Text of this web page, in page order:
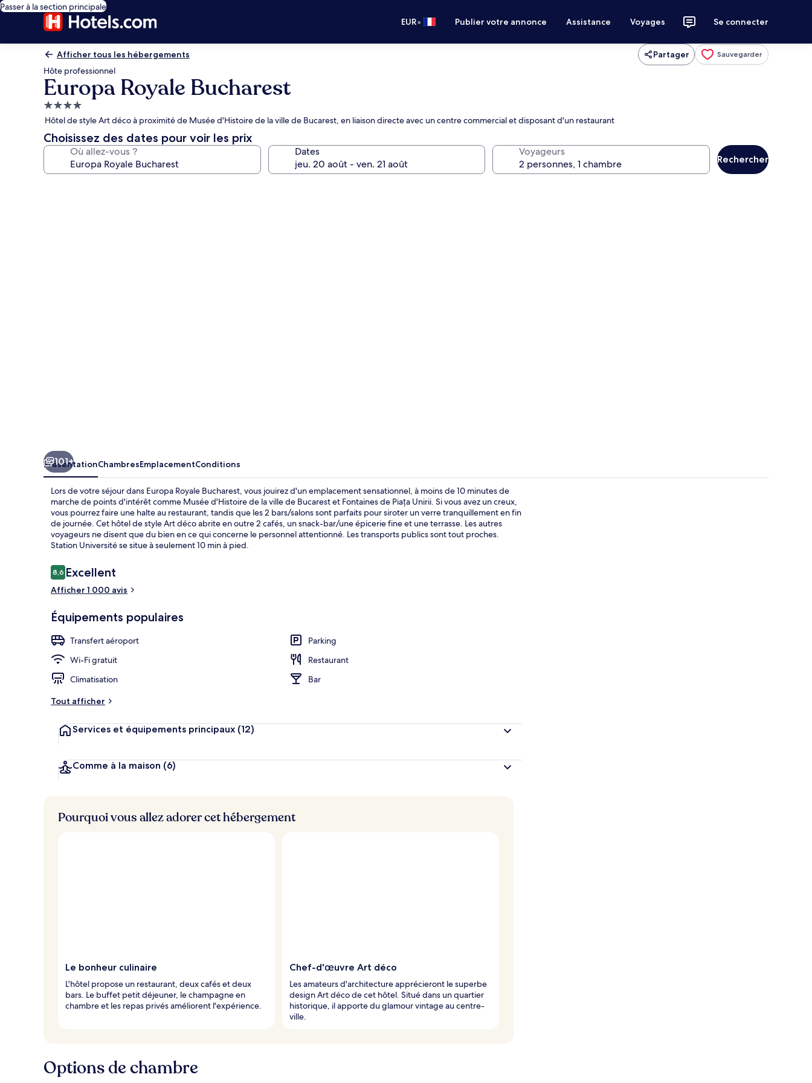
Passer à la section principale
EUR• Publier votre annonce Assistance Voyages Se connecter
Afficher tous les hébergements Partager Sauvegarder
Hôte professionnel
Europa Royale Bucharest
Hébergement
4.0 étoiles
Hôtel de style Art déco à proximité de Musée d'Histoire de la ville de Bucarest, en liaison directe avec un centre commercial et disposant d'un restaurant
Choisissez des dates pour voir les prix
Où allez-vous ? Dates Voyageurs
Rechercher
Réception
101+
PrésentationChambresEmplacementConditions
Lors de votre séjour dans Europa Royale Bucharest, vous jouirez d'un emplacement sensationnel, à moins de 10 minutes de
marche de points d'intérêt comme Musée d'Histoire de la ville de Bucarest et Fontaines de Piața Unirii. Si vous avez un creux,
vous pourrez faire une halte au restaurant, tandis que les 2 bars/salons sont parfaits pour siroter un verre tranquillement en fin
de journée. Cet hôtel de style Art déco abrite en outre 2 cafés, un snack-bar/une épicerie fine et une terrasse. Les autres
voyageurs ne disent que du bien en ce qui concerne le personnel attentionné. Les transports publics sont tout proches.
Station Université se situe à seulement 10 min à pied.
Avis
voyageurs
8,68,6 sur 10
Excellent
Afficher 1 000 avis
Équipements populaires
Transfert aéroport
Parking
Wi-Fi gratuit
Restaurant
Climatisation
Bar
Tout afficher
Services et équipements principaux (12)
Comme à la maison (6)
Pourquoi vous allez adorer cet hébergement
Le bonheur culinaire
L'hôtel propose un restaurant, deux cafés et deux
bars. Le buffet petit déjeuner, le champagne en
chambre et les repas privés améliorent l'expérience.
Chef-d'œuvre Art déco
Les amateurs d'architecture apprécieront le superbe
design Art déco de cet hôtel. Situé dans un quartier
historique, il apporte du glamour vintage au centre-
ville.
Options de chambre